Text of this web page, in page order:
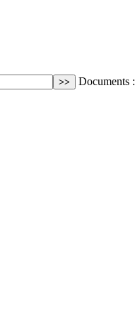
Documents :